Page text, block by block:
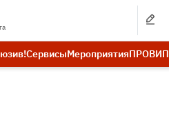
СервисыМероприятияПРОВИП